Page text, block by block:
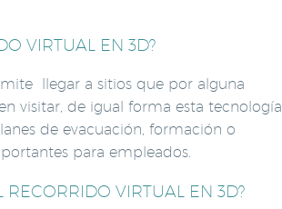
VIRTUAL EN 3D?
llegar a sitios que por alguna
visitar, de igual forma esta tecnología
de evacuación, formación o
para empleados.
VIRTUAL EN 3D?